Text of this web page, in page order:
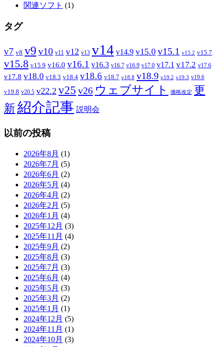
関連ソフト (1)
タグ
v7 v8 v9 v10 v11 v12 v13 v14 v14.9 v15.0 v15.1 v15.2 v15.7
v15.8 v15.9 v16.0 v16.1 v16.3 v16.7 v16.9 v17.0 v17.1 v17.2 v17.6
v17.8 v18.0 v18.3 v18.4 v18.6 v18.7 v18.8 v18.9 v19.2 v19.3 v19.6
v19.8 v20.5 v22.2 v25 v26 ウェブサイト 価格改定 更
新 紹介記事 説明会
以前の投稿
2026年8月 (1)
2026年7月 (5)
2026年6月 (2)
2026年5月 (4)
2026年4月 (2)
2026年2月 (5)
2026年1月 (4)
2025年12月 (3)
2025年11月 (4)
2025年9月 (2)
2025年8月 (3)
2025年7月 (3)
2025年6月 (4)
2025年5月 (3)
2025年3月 (2)
2025年1月 (1)
2024年12月 (5)
2024年11月 (1)
2024年10月 (3)